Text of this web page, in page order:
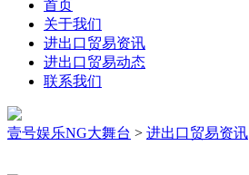
首页
关于我们
进出口贸易资讯
进出口贸易动态
联系我们
壹号娱乐NG大舞台 > 进出口贸易资讯